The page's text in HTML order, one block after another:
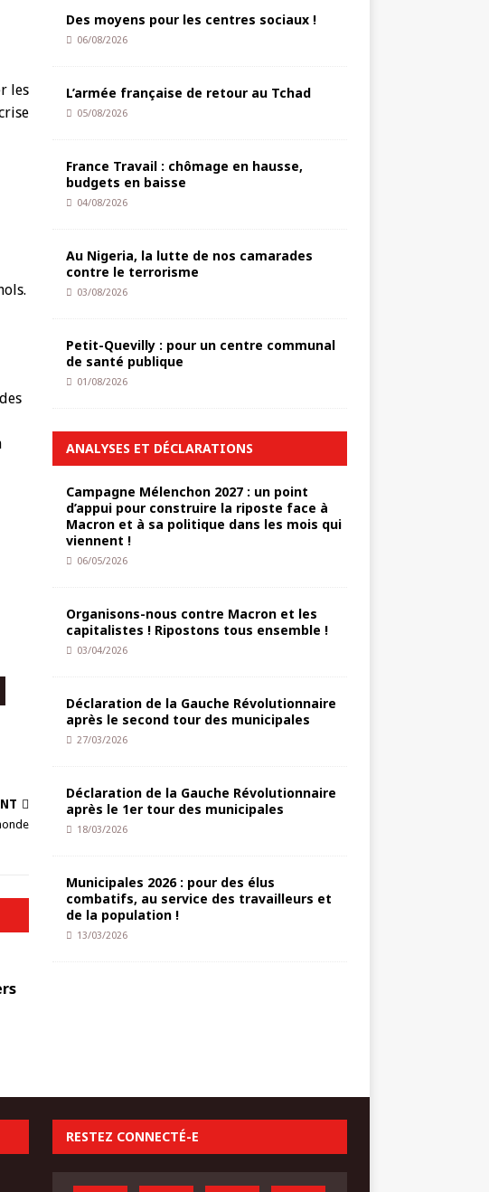
les
Des moyens pour les centres sociaux !
06/08/2026
L’armée française de retour au Tchad
05/08/2026
France Travail : chômage en hausse,
budgets en baisse
04/08/2026
Au Nigeria, la lutte de nos camarades
contre le terrorisme
03/08/2026
Petit-Quevilly : pour un centre communal
de santé publique
01/08/2026
ANALYSES ET DÉCLARATIONS
Campagne Mélenchon 2027 : un point
d’appui pour construire la riposte face à
Macron et à sa politique dans les mois qui
viennent !
06/05/2026
Organisons-nous contre Macron et les
capitalistes ! Ripostons tous ensemble !
03/04/2026
Déclaration de la Gauche Révolutionnaire
après le second tour des municipales
27/03/2026
Déclaration de la Gauche Révolutionnaire
après le 1er tour des municipales
18/03/2026
Municipales 2026 : pour des élus
combatifs, au service des travailleurs et
de la population !
13/03/2026
RESTEZ CONNECTÉ-E